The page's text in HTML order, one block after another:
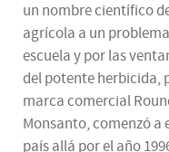
un nombre científico
agrícola a un
escuela y por las
del potente herbicida,
marca comercial
Monsanto, comenzó a
país allá por el año